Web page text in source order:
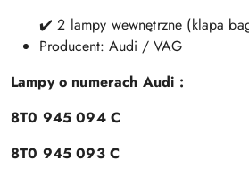
✔️ 2 lampy wewnętrzne (klapa
Producent: Audi / VAG
Lampy o numerach Audi :
8T0 945 094 C
8T0 945 093 C